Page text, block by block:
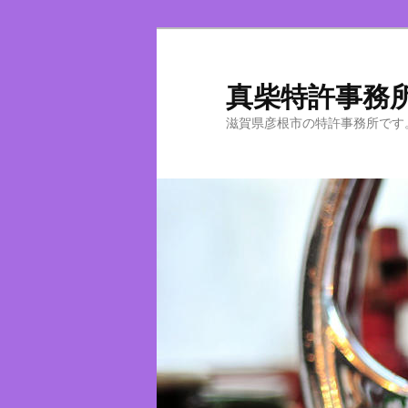
真柴特許事務
滋賀県彦根市の特許事務所です